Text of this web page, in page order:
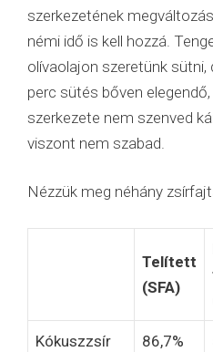
szerkezetének
némi idő is kell hozzá.
olívaolajon szeretünk sütni,
perc sütés bőven
szerkezete nem szenved
viszont nem szabad.
Nézzük meg néhány
Telített
(SFA)
Kókuszzsír 86,7%